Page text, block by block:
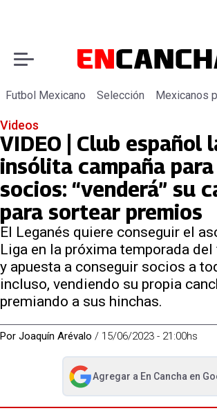
Futbol Mexicano Selección Mexicanos
Videos
VIDEO | Club español
insólita campaña
socios: “venderá” su
para sortear premios
El Leganés quiere conseguir el
Liga en la próxima temporada
y apuesta a conseguir socios a
incluso, vendiendo su propia
premiando a sus hinchas.
Por Joaquín Arévalo / 15/06/2023 - 21:00hs
Agregar a En Cancha en
abre en nueva pestaña